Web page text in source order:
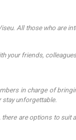
All those who are
your friends,
in charge of
stay unforgettable.
are options to suit